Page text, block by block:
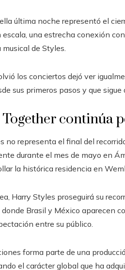
última noche representó el
una estrecha conexión
de Styles.
los conciertos dejó ver
sus primeros pasos y que
continúa
no representa el final del
durante el mes de mayo en
la histórica residencia en
Harry Styles proseguirá su
Brasil y México aparecen
entre su público.
forma parte de una
el carácter global que ha